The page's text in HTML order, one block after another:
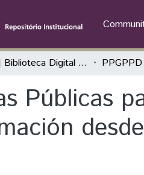
UNILA | Biblioteca Digital de Dissertações e Teses
Públicas